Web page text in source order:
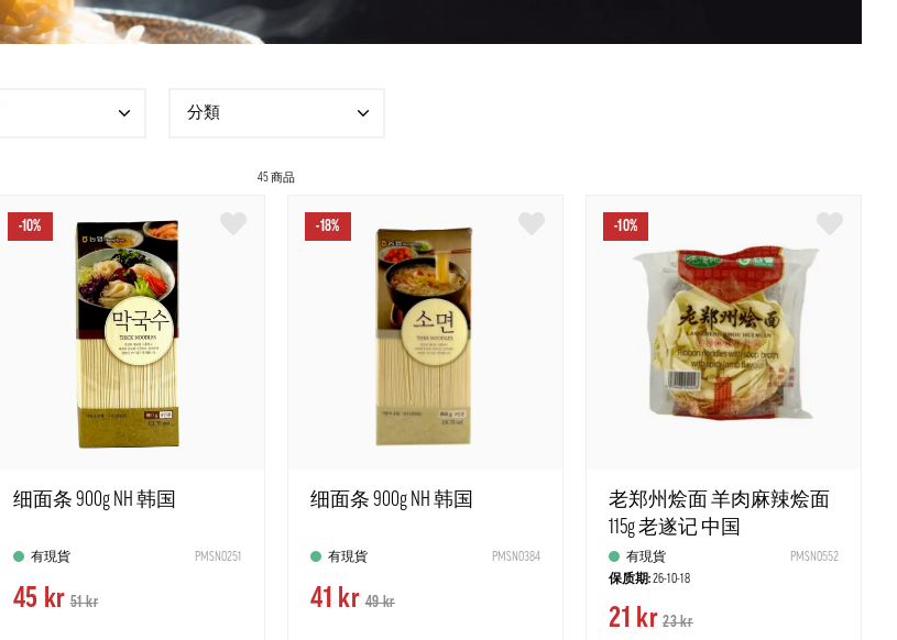
分類
45 商品
-10%
细面条 900g NH 韩国
有現貨 PMSN0251
45 kr 51 kr
-18%
细面条 900g NH 韩国
有現貨 PMSN0384
41 kr 49 kr
-10%
老郑州烩面 羊肉麻辣烩面
115g 老遂记 中国
有現貨
PMSN0552
保质期:26-10-18
21 kr 23 kr